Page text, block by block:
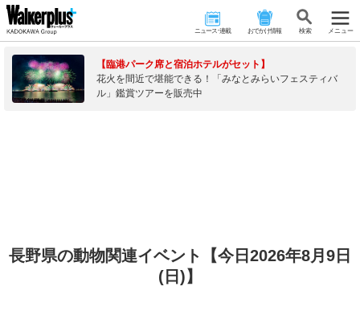
ニュース･連載 おでかけ情報 検 索 メニュー
【臨港パーク席と宿泊ホテルがセット】
花火を間近で堪能できる！「みなとみらいフェスティバ
ル」鑑賞ツアーを販売中
長野県の動物関連イベント【今日2026年8月9日
(日)】